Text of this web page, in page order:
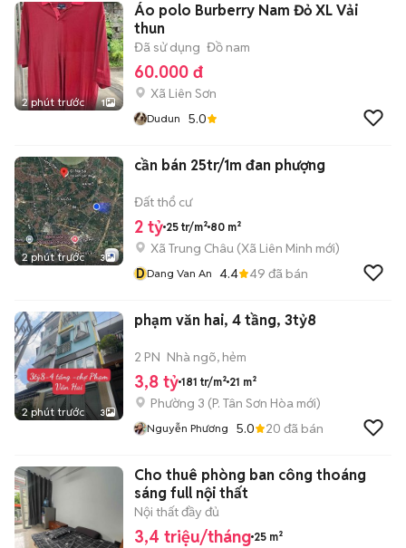
2 phút trước 1
Áo polo Burberry Nam Đỏ XL Vải
thun
Đã sử dụng Đồ nam
60.000 đ
Xã Liên Sơn
Dudun 5.0
2 phút trước 3
cần bán 25tr/1m đan phượng
Đất thổ cư
2 tỷ 25 tr/m² 80 m²
Xã Trung Châu (Xã Liên Minh mới)
DDang Van An 4.4 49 đã bán
2 phút trước 3
phạm văn hai, 4 tầng, 3tỷ8
2 PN Nhà ngõ, hẻm
3,8 tỷ 181 tr/m² 21 m²
Phường 3 (P. Tân Sơn Hòa mới)
Nguyễn Phương 5.0 20 đã bán
Cho thuê phòng ban công thoáng
sáng full nội thất
Nội thất đầy đủ
3,4 triệu/tháng 25 m²